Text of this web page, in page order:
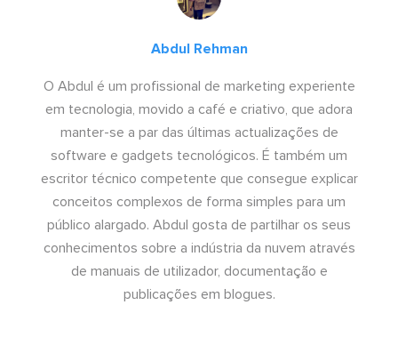
Abdul Rehman
O Abdul é um profissional de marketing experiente
em tecnologia, movido a café e criativo, que adora
manter-se a par das últimas actualizações de
software e gadgets tecnológicos. É também um
escritor técnico competente que consegue explicar
conceitos complexos de forma simples para um
público alargado. Abdul gosta de partilhar os seus
conhecimentos sobre a indústria da nuvem através
de manuais de utilizador, documentação e
publicações em blogues.